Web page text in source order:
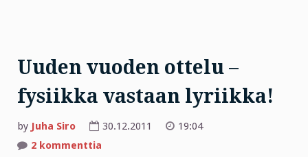
Uuden vuoden ottelu –
fysiikka vastaan lyriikka!
by Juha Siro 30.12.2011
19:04
2 kommenttia